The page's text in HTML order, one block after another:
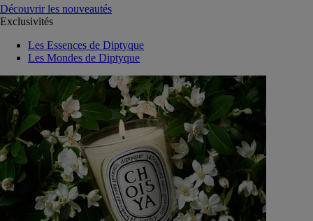
Découvrir les nouveautés
Exclusivités
Les Essences de Diptyque
Les Mondes de Diptyque